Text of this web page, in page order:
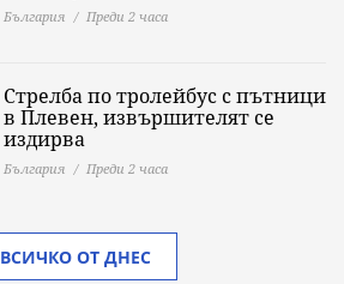
България Преди 2 часа
Стрелба по тролейбус с пътници
в Плевен, извършителят се
издирва
България Преди 2 часа
ВСИЧКО ОТ ДНЕС